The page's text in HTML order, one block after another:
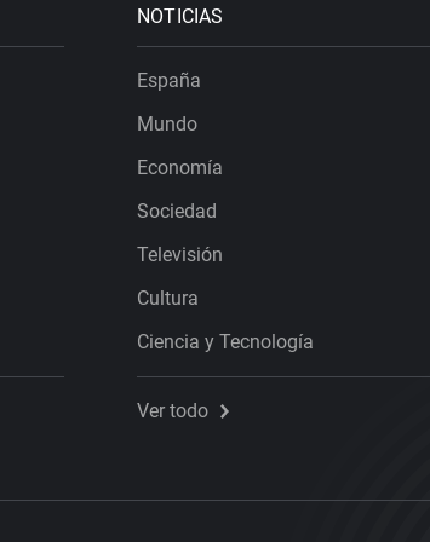
NOTICIAS
España
Mundo
Economía
Sociedad
Televisión
Cultura
Ciencia y Tecnología
Ver todo